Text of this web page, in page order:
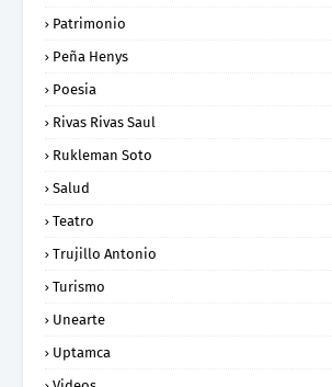
Patrimonio
Peña Henys
Poesia
Rivas Rivas Saul
Rukleman Soto
Salud
Teatro
Trujillo Antonio
Turismo
Unearte
Uptamca